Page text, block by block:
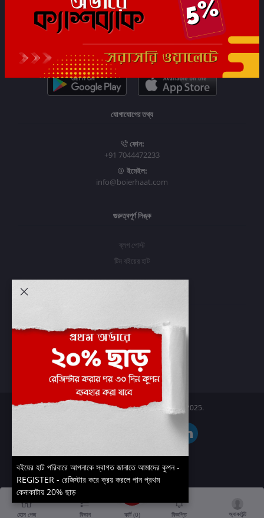
সাবস্ক্রাইব
যোগাযোগের তথ্য
ফোন:
+91 7044472233
ইমেইল:
info@boierhaat.com
গুরুত্বপূর্ণ লিঙ্ক
ব্লগ পোস্ট
টিম বইয়ের হাট
প্রবেশ করুন
অর্ডার ইতিহাস
আমার ইচ্ছাগুলি
অর্ডার ট্র্যাকিং
Boier Haat™ | © All rights reserved 2025.
হোম পেজ বিভাগ কার্ট (0) বিজ্ঞপ্তি অ্যাকাউন্ট
বইয়ের হাট পরিবারে আপনাকে স্বাগত জানাতে আমাদের কুপন -
REGISTER - রেজিস্টার করে ক্রয় করলে পান প্রথম
কেনাকাটায় 20% ছাড়